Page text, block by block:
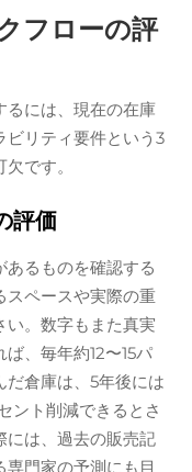
フローの評
るには、現在の在庫
ビリティ要件という3
です。
評価
あるものを確認する
スペースや実際の重
い。数字もまた真実
、毎年約12〜15パ
だ倉庫は、5年後には
ント削減できるとさ
には、過去の販売記
門家の予測にも目